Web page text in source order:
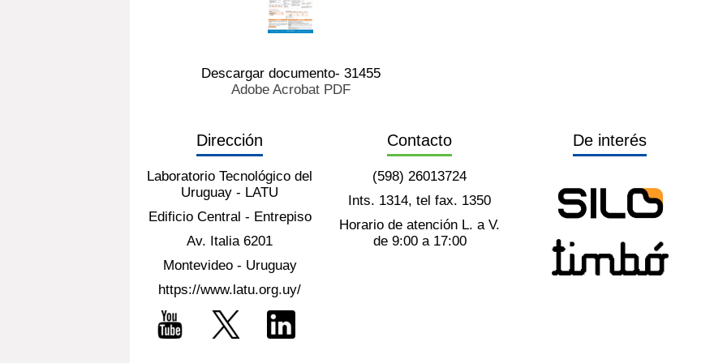
Descargar documento- 31455
Adobe Acrobat PDF
Dirección
Laboratorio Tecnológico del
Uruguay - LATU
Edificio Central - Entrepiso
Av. Italia 6201
Montevideo - Uruguay
https://www.latu.org.uy/
Contacto
(598) 26013724
Ints. 1314, tel fax. 1350
Horario de atención L. a V.
de 9:00 a 17:00
De interés